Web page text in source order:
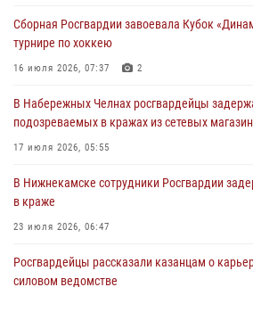
23 июля 2026, 06:47
В Казани Росгвардия приняла участие в
22 июля 2026, 07:41 6
Сборная Росгвардии завоевала Кубок
турнире по хоккею
16 июля 2026, 07:37 2
В Набережных Челнах росгвардейцы
подозреваемых в кражах из сетевых
17 июля 2026, 05:55
В Нижнекамске сотрудники Росгвардии
в краже
23 июля 2026, 06:47
Росгвардейцы рассказали казанцам о
силовом ведомстве